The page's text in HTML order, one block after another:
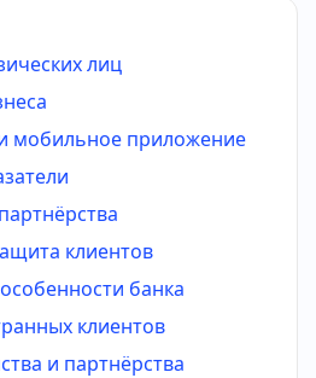
лиц
мобильное приложение
клиентов
банка
клиентов
и партнёрства